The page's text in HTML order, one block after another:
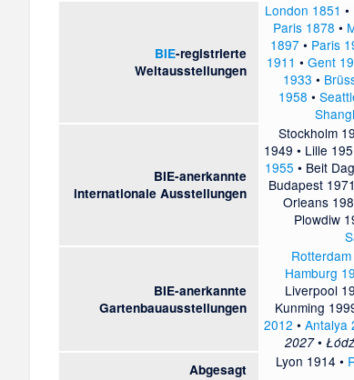
BIE-registrierte
Weltausstellungen
London 1851 •
Paris 1878 •
1897 • Paris
1911 • Gent
1933 •
1958 •
BIE-anerkannte
internationale Ausstellungen
Stockholm
1949 • Lille
1955 • Beit
Budapest 1971
Orleans
Plowdiw
BIE-anerkannte
Gartenbauausstellungen
Hamburg
Liverpool
Kunming
2012 •Antalya
2027•
Abgesagt
Lyon 1914 •